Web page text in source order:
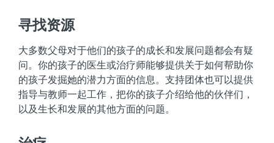
寻找资源
大多数父母对于他们的孩子的成长和发展问题都会有疑
问。你的孩子的医生或治疗师能够提供关于如何帮助你
的孩子发掘她的潜力方面的信息。支持团体也可以提供
指导与教师一起工作，把你的孩子介绍给他的伙伴们，
以及生长和发展的其他方面的问题。